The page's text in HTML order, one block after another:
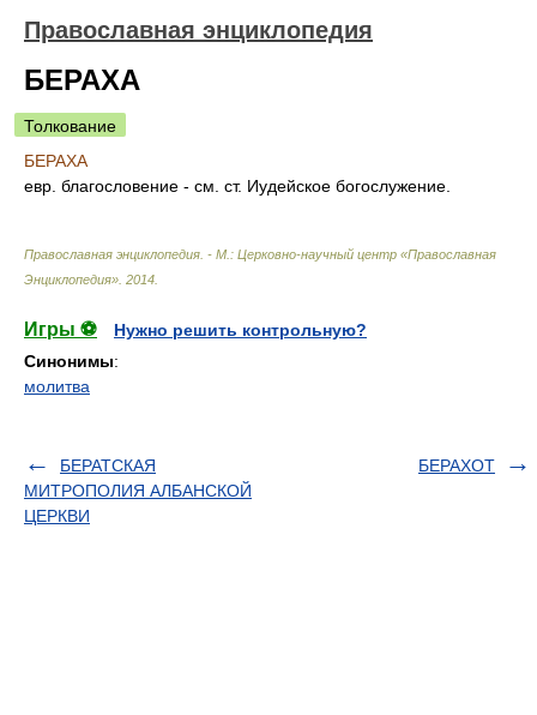
Православная энциклопедия
БЕРАХА
Толкование
БЕРАХА
евр. благословение - см. ст. Иудейское богослужение.
Православная энциклопедия. - М.: Церковно-научный центр «Православная
Энциклопедия» 2014
Игры ⚽
Нужно решить контрольную?
Синонимы:
молитва
БЕРАТСКАЯ
МИТРОПОЛИЯ АЛБАНСКОЙ
ЦЕРКВИ
БЕРАХОТ